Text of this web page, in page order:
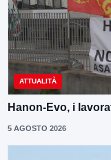
ATTUALITÀ
Hanon-Evo, i
5 AGOSTO 2026